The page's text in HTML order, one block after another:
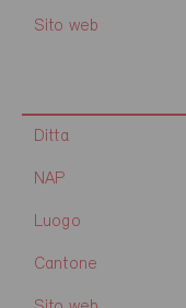
Sito web
Ditta
NAP
Luogo
Cantone